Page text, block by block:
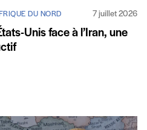
DU NORD 7 juillet 2026
Unis face à l’Iran, une